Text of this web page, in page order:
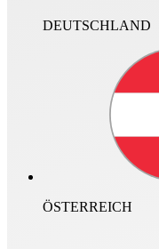
Zum Speichern des
Für den Login ist ein
DEUTSCHLAND
ÖSTERREICH